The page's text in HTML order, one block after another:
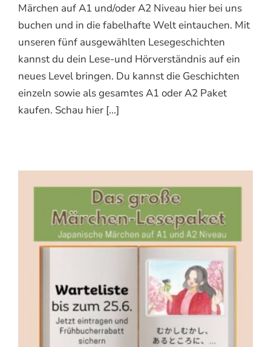
Märchen auf A1 und/oder A2 Niveau hier bei uns
buchen und in die fabelhafte Welt eintauchen. Mit
unseren fünf ausgewählten Lesegeschichten
kannst du dein Lese-und Hörverständnis auf ein
neues Level bringen. Du kannst die Geschichten
einzeln sowie als gesamtes A1 oder A2 Paket
kaufen. Schau hier [...]